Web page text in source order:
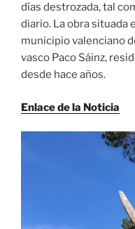
días destrozada, tal
diario. La obra situada
municipio valenciano
vasco Paco Sáinz,
desde hace años.
Enlace de la Noticia